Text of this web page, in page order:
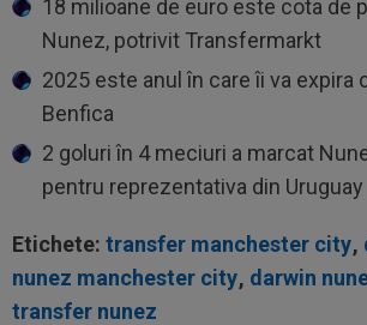
18 milioane de euro este cota de
Nunez, potrivit Transfermarkt
2025 este anul în care îi va expira
Benfica
2 goluri în 4 meciuri a marcat
pentru reprezentativa din Uruguay
Etichete: transfer manchester city,
nunez manchester city, darwin
transfer nunez